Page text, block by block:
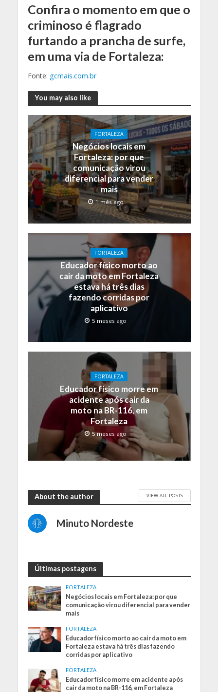
Confira o momento em que o
criminoso é flagrado
furtando a prancha de surfe,
em uma via de Fortaleza:
Fonte: gcmais.com.br
You may also like
FORTALEZA
Negócios locais em
Fortaleza: por que
comunicação virou
diferencial para vender
mais
1 mês ago
FORTALEZA
Educador físico morto ao
cair da moto em Fortaleza
estava há três dias
fazendo corridas por
aplicativo
5 meses ago
FORTALEZA
Educador físico morre em
acidente após cair da
moto na BR-116, em
Fortaleza
5 meses ago
About the author VIEW ALL POSTS
Minuto Nordeste
Últimas postagens
FORTALEZA
Negócios locais em Fortaleza: por que
comunicação virou diferencial para vender
mais
FORTALEZA
Educador físico morto ao cair da moto em
Fortaleza estava há três dias fazendo
corridas por aplicativo
FORTALEZA
Educador físico morre em acidente após
cair da moto na BR-116, em Fortaleza